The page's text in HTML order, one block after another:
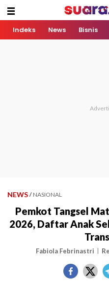
Indeks News Bisnis
NEWS / NASIONAL
Pemkot Tangsel
2026, Daftar Anak
Fabiola Febrinastri